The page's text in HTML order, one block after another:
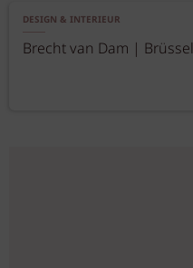
DESIGN & INTERIEUR
Brecht van Dam | Brüssel